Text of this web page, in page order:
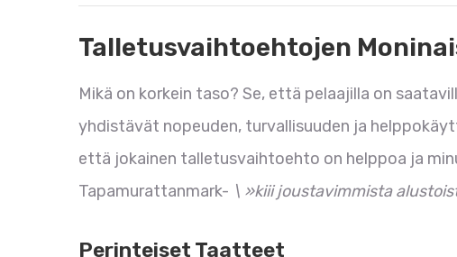
Talletusvaihtoehtojen
Mikä on korkein taso? Se, että pelaajilla on
yhdistävät nopeuden, turvallisuuden ja
että jokainen talletusvaihtoehto on helppoa ja
Tapamurattanmark- \ »kiii joustavimmista
Perinteiset Taatteet